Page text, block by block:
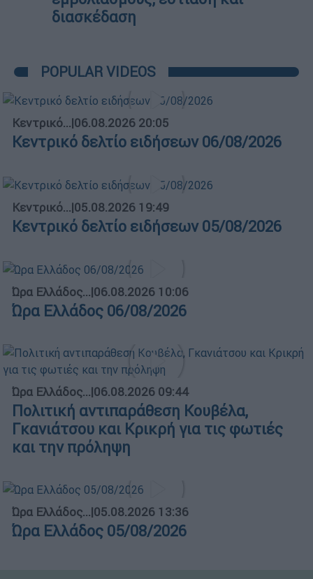
διασκέδαση
POPULAR VIDEOS
Κεντρικό...|06.08.2026 20:05
Κεντρικό δελτίο ειδήσεων 06/08/2026
Κεντρικό...|05.08.2026 19:49
Κεντρικό δελτίο ειδήσεων 05/08/2026
Ώρα Ελλάδος...|06.08.2026 10:06
Ώρα Ελλάδος 06/08/2026
Ώρα Ελλάδος...|06.08.2026 09:44
Πολιτική αντιπαράθεση Κουβέλα,
Γκανιάτσου και Κρικρή για τις φωτιές
και την πρόληψη
Ώρα Ελλάδος...|05.08.2026 13:36
Ώρα Ελλάδος 05/08/2026